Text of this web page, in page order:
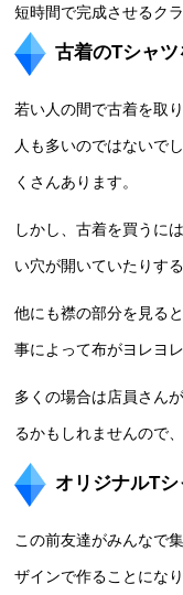
短時間で完成させるク
古着のTシャ
若い人の間で古着を取
人も多いのではないで
くさんあります。
しかし、古着を買うに
い穴が開いていたりす
他にも襟の部分を見る
事によって布がヨレヨ
多くの場合は店員さん
るかもしれませんので
オリジナルT
この前友達がみんなで
ザインで作ることにな